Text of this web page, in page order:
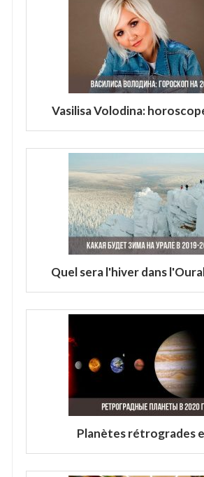
Vasilisa Volodina:
Quel sera l'hiver dans
Planètes rétrogrades